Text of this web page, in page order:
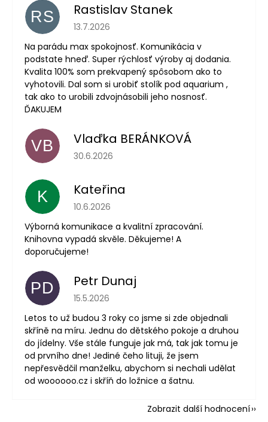
RS Rastislav Stanek
Hodnocení obchodu je 5 z 5 hvězdiček.
13.7.2026
Na parádu max spokojnosť. Komunikácia v
podstate hneď. Super rýchlosť výroby aj dodania.
Kvalita 100% som prekvapený spôsobom ako to
vyhotovili. Dal som si urobiť stolík pod aquarium ,
tak ako to urobili zdvojnásobili jeho nosnosť.
ĎAKUJEM
VB Vlaďka BERÁNKOVÁ
Hodnocení obchodu je 5 z 5 hvězdiček.
30.6.2026
K Kateřina
Hodnocení obchodu je 5 z 5 hvězdiček.
10.6.2026
Výborná komunikace a kvalitní zpracování.
Knihovna vypadá skvěle. Děkujeme! A
doporučujeme!
PD Petr Dunaj
Hodnocení obchodu je 5 z 5 hvězdiček.
15.5.2026
Letos to už budou 3 roky co jsme si zde objednali
skříně na míru. Jednu do dětského pokoje a druhou
do jídelny. Vše stále funguje jak má, tak jak tomu je
od prvního dne! Jediné čeho lituji, že jsem
nepřesvědčil manželku, abychom si nechali udělat
od woooooo.cz i skříň do ložnice a šatnu.
Zobrazit další hodnocení